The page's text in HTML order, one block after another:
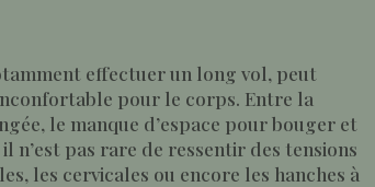
effectuer un long vol, peut
pour le corps. Entre la
le manque d’espace pour bouger et
n’est pas rare de ressentir des tensions
les cervicales ou encore les hanches à